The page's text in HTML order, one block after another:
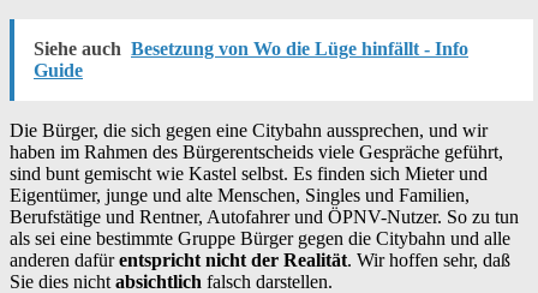
Siehe auch Besetzung von Wo die Lüge hinfällt - Info
Guide
Die Bürger, die sich gegen eine Citybahn aussprechen, und wir
haben im Rahmen des Bürgerentscheids viele Gespräche geführt,
sind bunt gemischt wie Kastel selbst. Es finden sich Mieter und
Eigentümer, junge und alte Menschen, Singles und Familien,
Berufstätige und Rentner, Autofahrer und ÖPNV-Nutzer. So zu tun
als sei eine bestimmte Gruppe Bürger gegen die Citybahn und alle
anderen dafür entspricht nicht der Realität. Wir hoffen sehr, daß
Sie dies nicht absichtlich falsch darstellen.